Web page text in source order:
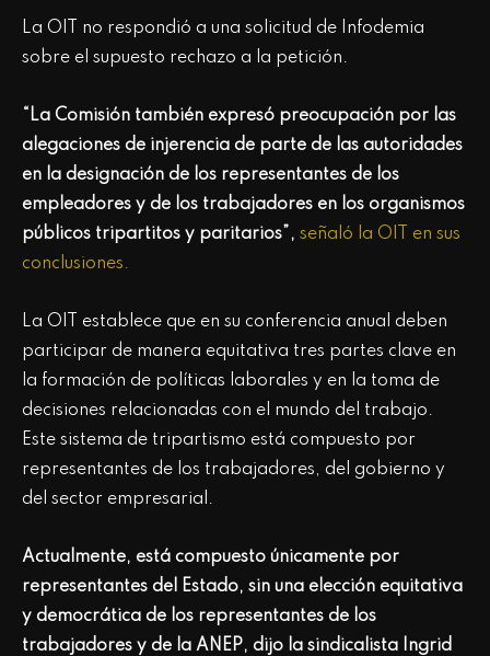
La OIT no respondió a una solicitud de Infodemia
sobre el supuesto rechazo a la petición.
“La Comisión también expresó preocupación por las
alegaciones de injerencia de parte de las autoridades
en la designación de los representantes de los
empleadores y de los trabajadores en los organismos
públicos tripartitos y paritarios”, señaló la OIT en sus
conclusiones.
La OIT establece que en su conferencia anual deben
participar de manera equitativa tres partes clave en
la formación de políticas laborales y en la toma de
decisiones relacionadas con el mundo del trabajo.
Este sistema de tripartismo está compuesto por
representantes de los trabajadores, del gobierno y
del sector empresarial.
Actualmente, está compuesto únicamente por
representantes del Estado, sin una elección equitativa
y democrática de los representantes de los
trabajadores y de la ANEP, dijo la sindicalista Ingrid